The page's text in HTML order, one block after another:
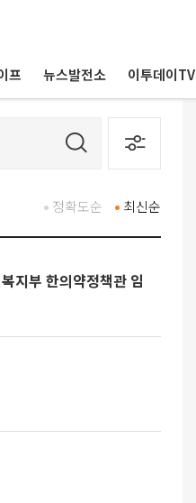
프 뉴스발전소 이투데이TV
최신순
정확도순
지부 한의약정책관 임